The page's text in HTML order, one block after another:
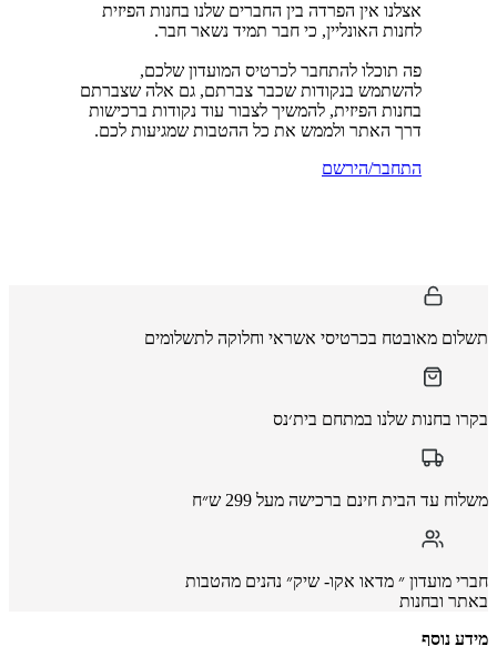
אצלנו אין הפרדה בין החברים שלנו בחנות הפיזית
לחנות האונליין, כי חבר תמיד נשאר חבר.
פה תוכלו להתחבר לכרטיס המועדון שלכם,
להשתמש בנקודות שכבר צברתם, גם אלה שצברתם
בחנות הפיזית, להמשיך לצבור עוד נקודות ברכישות
דרך האתר ולממש את כל ההטבות שמגיעות לכם.
התחבר/הירשם
תשלום מאובטח בכרטיסי אשראי וחלוקה לתשלומים
בקרו בחנות שלנו במתחם בית׳נס
משלוח עד הבית חינם ברכישה מעל 299 ש״ח
חברי מועדון ״ מדאו אקו- שיק״ נהנים מהטבות
באתר ובחנות
מידע נוסף